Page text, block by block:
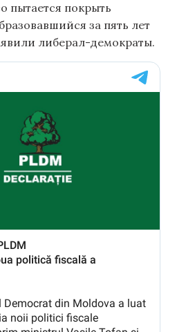
пытается покрыть
за пять лет
либерал-демократы.